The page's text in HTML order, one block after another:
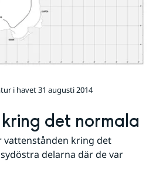
i havet 31 augusti 2014
det normala
vattenstånden kring det
delarna där de var